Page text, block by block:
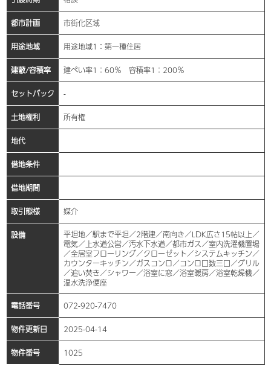
都市計画 市街化区域
用途地域 用途地域1：第一種住居
建蔽/容積率 建ぺい率1：60％ 容積率1：200％
セットバック -
土地権利 所有権
地代
借地条件
借地期間
取引態様 媒介
設備
平坦地／駅まで平坦／2階建／南向き／LDK広さ15帖以上／
電気／上水道公営／汚水下水道／都市ガス／室内洗濯機置場
／全居室フローリング／クローゼット／システムキッチン／
カウンターキッチン／ガスコンロ／コンロ口数三口／グリル
／追い焚き／シャワー／浴室に窓／浴室暖房／浴室乾燥機／
温水洗浄便座
電話番号 072-920-7470
物件更新日 2025-04-14
物件番号 1025